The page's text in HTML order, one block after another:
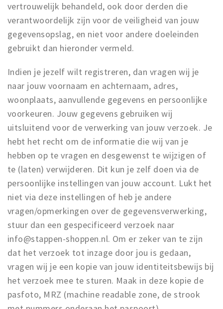
vertrouwelijk behandeld, ook door derden die
verantwoordelijk zijn voor de veiligheid van jouw
gegevensopslag, en niet voor andere doeleinden
gebruikt dan hieronder vermeld.
Indien je jezelf wilt registreren, dan vragen wij je
naar jouw voornaam en achternaam, adres,
woonplaats, aanvullende gegevens en persoonlijke
voorkeuren. Jouw gegevens gebruiken wij
uitsluitend voor de verwerking van jouw verzoek. Je
hebt het recht om de informatie die wij van je
hebben op te vragen en desgewenst te wijzigen of
te (laten) verwijderen. Dit kun je zelf doen via de
persoonlijke instellingen van jouw account. Lukt het
niet via deze instellingen of heb je andere
vragen/opmerkingen over de gegevensverwerking,
stuur dan een gespecificeerd verzoek naar
info@stappen-shoppen.nl. Om er zeker van te zijn
dat het verzoek tot inzage door jou is gedaan,
vragen wij je een kopie van jouw identiteitsbewijs bij
het verzoek mee te sturen. Maak in deze kopie de
pasfoto, MRZ (machine readable zone, de strook